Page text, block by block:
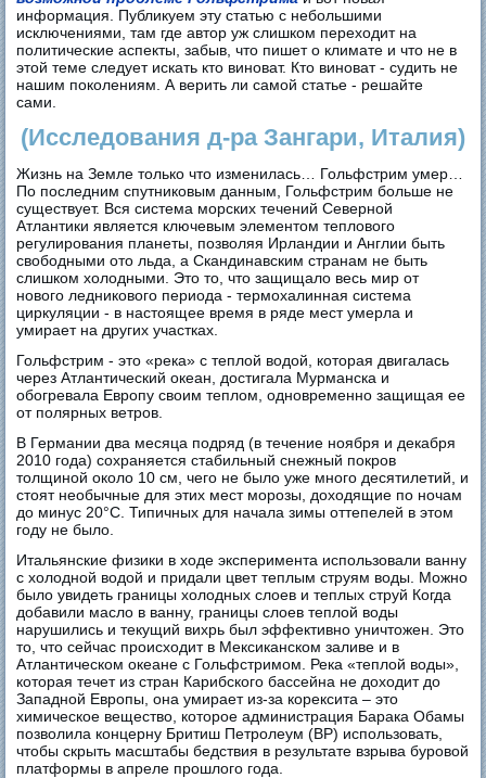
информация. Публикуем эту статью с небольшими
исключениями, там где автор уж слишком переходит на
политические аспекты, забыв, что пишет о климате и что не в
этой теме следует искать кто виноват. Кто виноват - судить не
нашим поколениям. А верить ли самой статье - решайте
сами.
(Исследования д-ра Зангари, Италия)
Жизнь на Земле только что изменилась… Гольфстрим умер…
По последним спутниковым данным, Гольфстрим больше не
существует. Вся система морских течений Северной
Атлантики является ключевым элементом теплового
регулирования планеты, позволяя Ирландии и Англии быть
свободными ото льда, а Скандинавским странам не быть
слишком холодными. Это то, что защищало весь мир от
нового ледникового периода - термохалинная система
циркуляции - в настоящее время в ряде мест умерла и
умирает на других участках.
Гольфстрим - это «река» с теплой водой, которая двигалась
через Атлантический океан, достигала Мурманска и
обогревала Европу своим теплом, одновременно защищая ее
от полярных ветров.
В Германии два месяца подряд (в течение ноября и декабря
2010 года) сохраняется стабильный снежный покров
толщиной около 10 см, чего не было уже много десятилетий, и
стоят необычные для этих мест морозы, доходящие по ночам
до минус 20°С. Типичных для начала зимы оттепелей в этом
году не было.
Итальянские физики в ходе эксперимента использовали ванну
с холодной водой и придали цвет теплым струям воды. Можно
было увидеть границы холодных слоев и теплых струй Когда
добавили масло в ванну, границы слоев теплой воды
нарушились и текущий вихрь был эффективно уничтожен. Это
то, что сейчас происходит в Мексиканском заливе и в
Атлантическом океане с Гольфстримом. Река «теплой воды»,
которая течет из стран Карибского бассейна не доходит до
Западной Европы, она умирает из-за корексита – это
химическое вещество, которое администрация Барака Обамы
позволила концерну Бритиш Петролеум (BP) использовать,
чтобы скрыть масштабы бедствия в результате взрыва буровой
платформы в апреле прошлого года.